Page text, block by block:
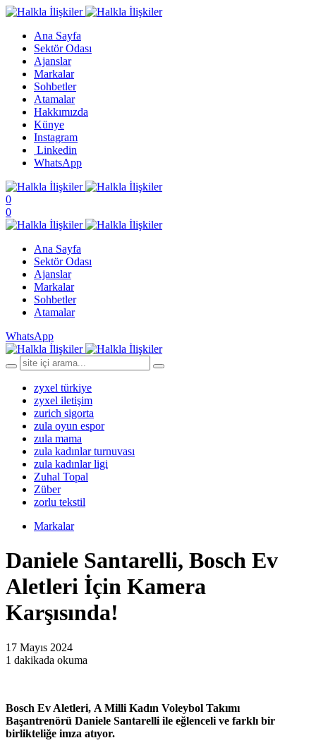
Ana Sayfa
Sektör Odası
Ajanslar
Markalar
Sohbetler
Atamalar
Hakkımızda
Künye
Instagram
Linkedin
WhatsApp
0
0
Ana Sayfa
Sektör Odası
Ajanslar
Markalar
Sohbetler
Atamalar
WhatsApp
zyxel türkiye
zyxel iletişim
zurich sigorta
zula oyun espor
zula mama
zula kadınlar turnuvası
zula kadınlar ligi
Zuhal Topal
Züber
zorlu tekstil
Markalar
Daniele Santarelli, Bosch Ev
Aletleri İçin Kamera
Karşısında!
17 Mayıs 2024
1 dakikada okuma
Bosch Ev Aletleri, A Milli Kadın Voleybol Takımı
Başantrenörü Daniele Santarelli ile eğlenceli ve farklı bir
birlikteliğe imza atıyor.